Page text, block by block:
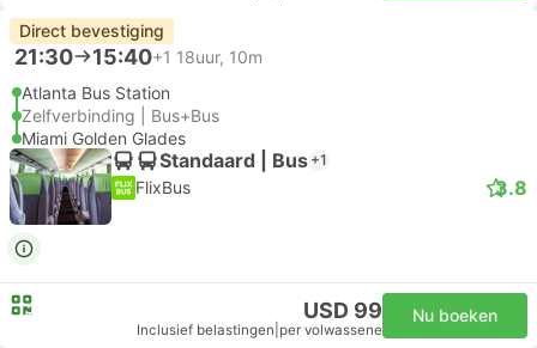
Direct bevestiging
21:30 15:40+1 18uur, 10m
Atlanta Bus Station
Zelfverbinding | Bus+Bus
Miami Golden Glades
Standaard | Bus +1
FlixBus 3.8
USD 99
Inclusief belastingen per volwassene
Nu boeken